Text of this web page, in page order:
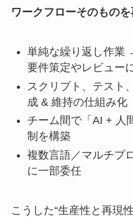
ワークフローそのもの
単純な繰り返し作業
要件策定やレビュー
スクリプト、テスト
成 & 維持の仕組み化
チーム間で「AI + 人
制を構築
複数言語／マルチプ
に一部委任
こうした“生産性と再現